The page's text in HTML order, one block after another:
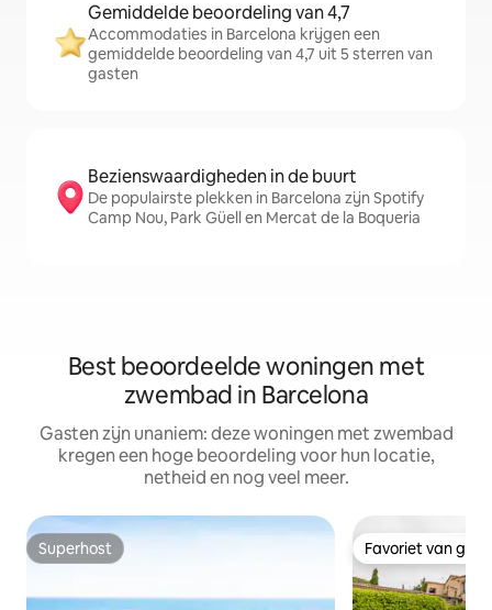
Gemiddelde beoordeling van 4,7
Accommodaties in Barcelona krijgen een
gemiddelde beoordeling van 4,7 uit 5 sterren van
gasten
Bezienswaardigheden in de buurt
De populairste plekken in Barcelona zijn Spotify
Camp Nou, Park Güell en Mercat de la Boqueria
Best beoordeelde woningen met
zwembad in Barcelona
Gasten zijn unaniem: deze woningen met zwembad
kregen een hoge beoordeling voor hun locatie,
netheid en nog veel meer.
Superhost
Superhost Favoriet van
Favoriet van